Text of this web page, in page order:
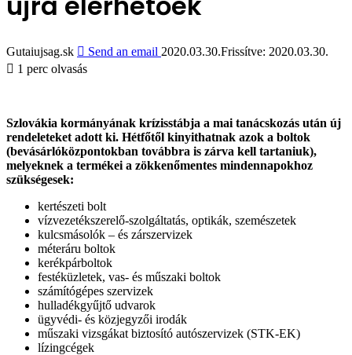
Gutaiujsag.sk Send an email 2020.03.30.Frissítve: 2020.03.30.
1 perc olvasás
Szlovákia kormányának krízisstábja a mai tanácskozás után új
rendeleteket adott ki. Hétfőtől kinyithatnak azok a boltok
(bevásárlóközpontokban továbbra is zárva kell tartaniuk),
melyeknek a termékei a zökkenőmentes mindennapokhoz
szükségesek:
kertészeti bolt
vízvezetékszerelő-szolgáltatás, optikák, szemészetek
kulcsmásolók – és zárszervizek
méteráru boltok
kerékpárboltok
festéküzletek, vas- és műszaki boltok
számítógépes szervizek
hulladékgyűjtő udvarok
ügyvédi- és közjegyzői irodák
műszaki vizsgákat biztosító autószervizek (STK-EK)
lízingcégek